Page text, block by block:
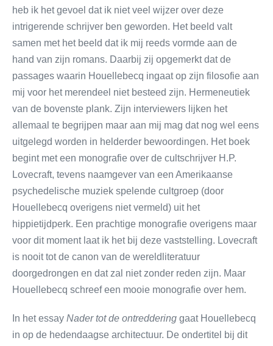
heb ik het gevoel dat ik niet veel wijzer over deze
intrigerende schrijver ben geworden. Het beeld valt
samen met het beeld dat ik mij reeds vormde aan de
hand van zijn romans. Daarbij zij opgemerkt dat de
passages waarin Houellebecq ingaat op zijn filosofie aan
mij voor het merendeel niet besteed zijn. Hermeneutiek
van de bovenste plank. Zijn interviewers lijken het
allemaal te begrijpen maar aan mij mag dat nog wel eens
uitgelegd worden in helderder bewoordingen. Het boek
begint met een monografie over de cultschrijver H.P.
Lovecraft, tevens naamgever van een Amerikaanse
psychedelische muziek spelende cultgroep (door
Houellebecq overigens niet vermeld) uit het
hippietijdperk. Een prachtige monografie overigens maar
voor dit moment laat ik het bij deze vaststelling. Lovecraft
is nooit tot de canon van de wereldliteratuur
doorgedrongen en dat zal niet zonder reden zijn. Maar
Houellebecq schreef een mooie monografie over hem.
In het essay Nader tot de ontreddering gaat Houellebecq
in op de hedendaagse architectuur. De ondertitel bij dit